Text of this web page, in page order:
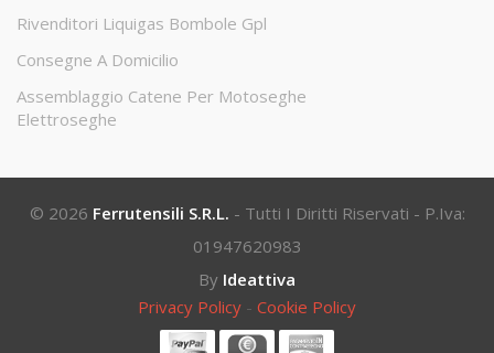
Rivenditori Liquigas Bombole Gpl
Consegne A Domicilio
Assemblaggio Catene Per Motoseghe
Elettroseghe
© 2026 Ferrutensili S.r.l. - Tutti I Diritti Riservati - P.Iva:
01947620983
By Ideattiva
Privacy Policy - Cookie Policy